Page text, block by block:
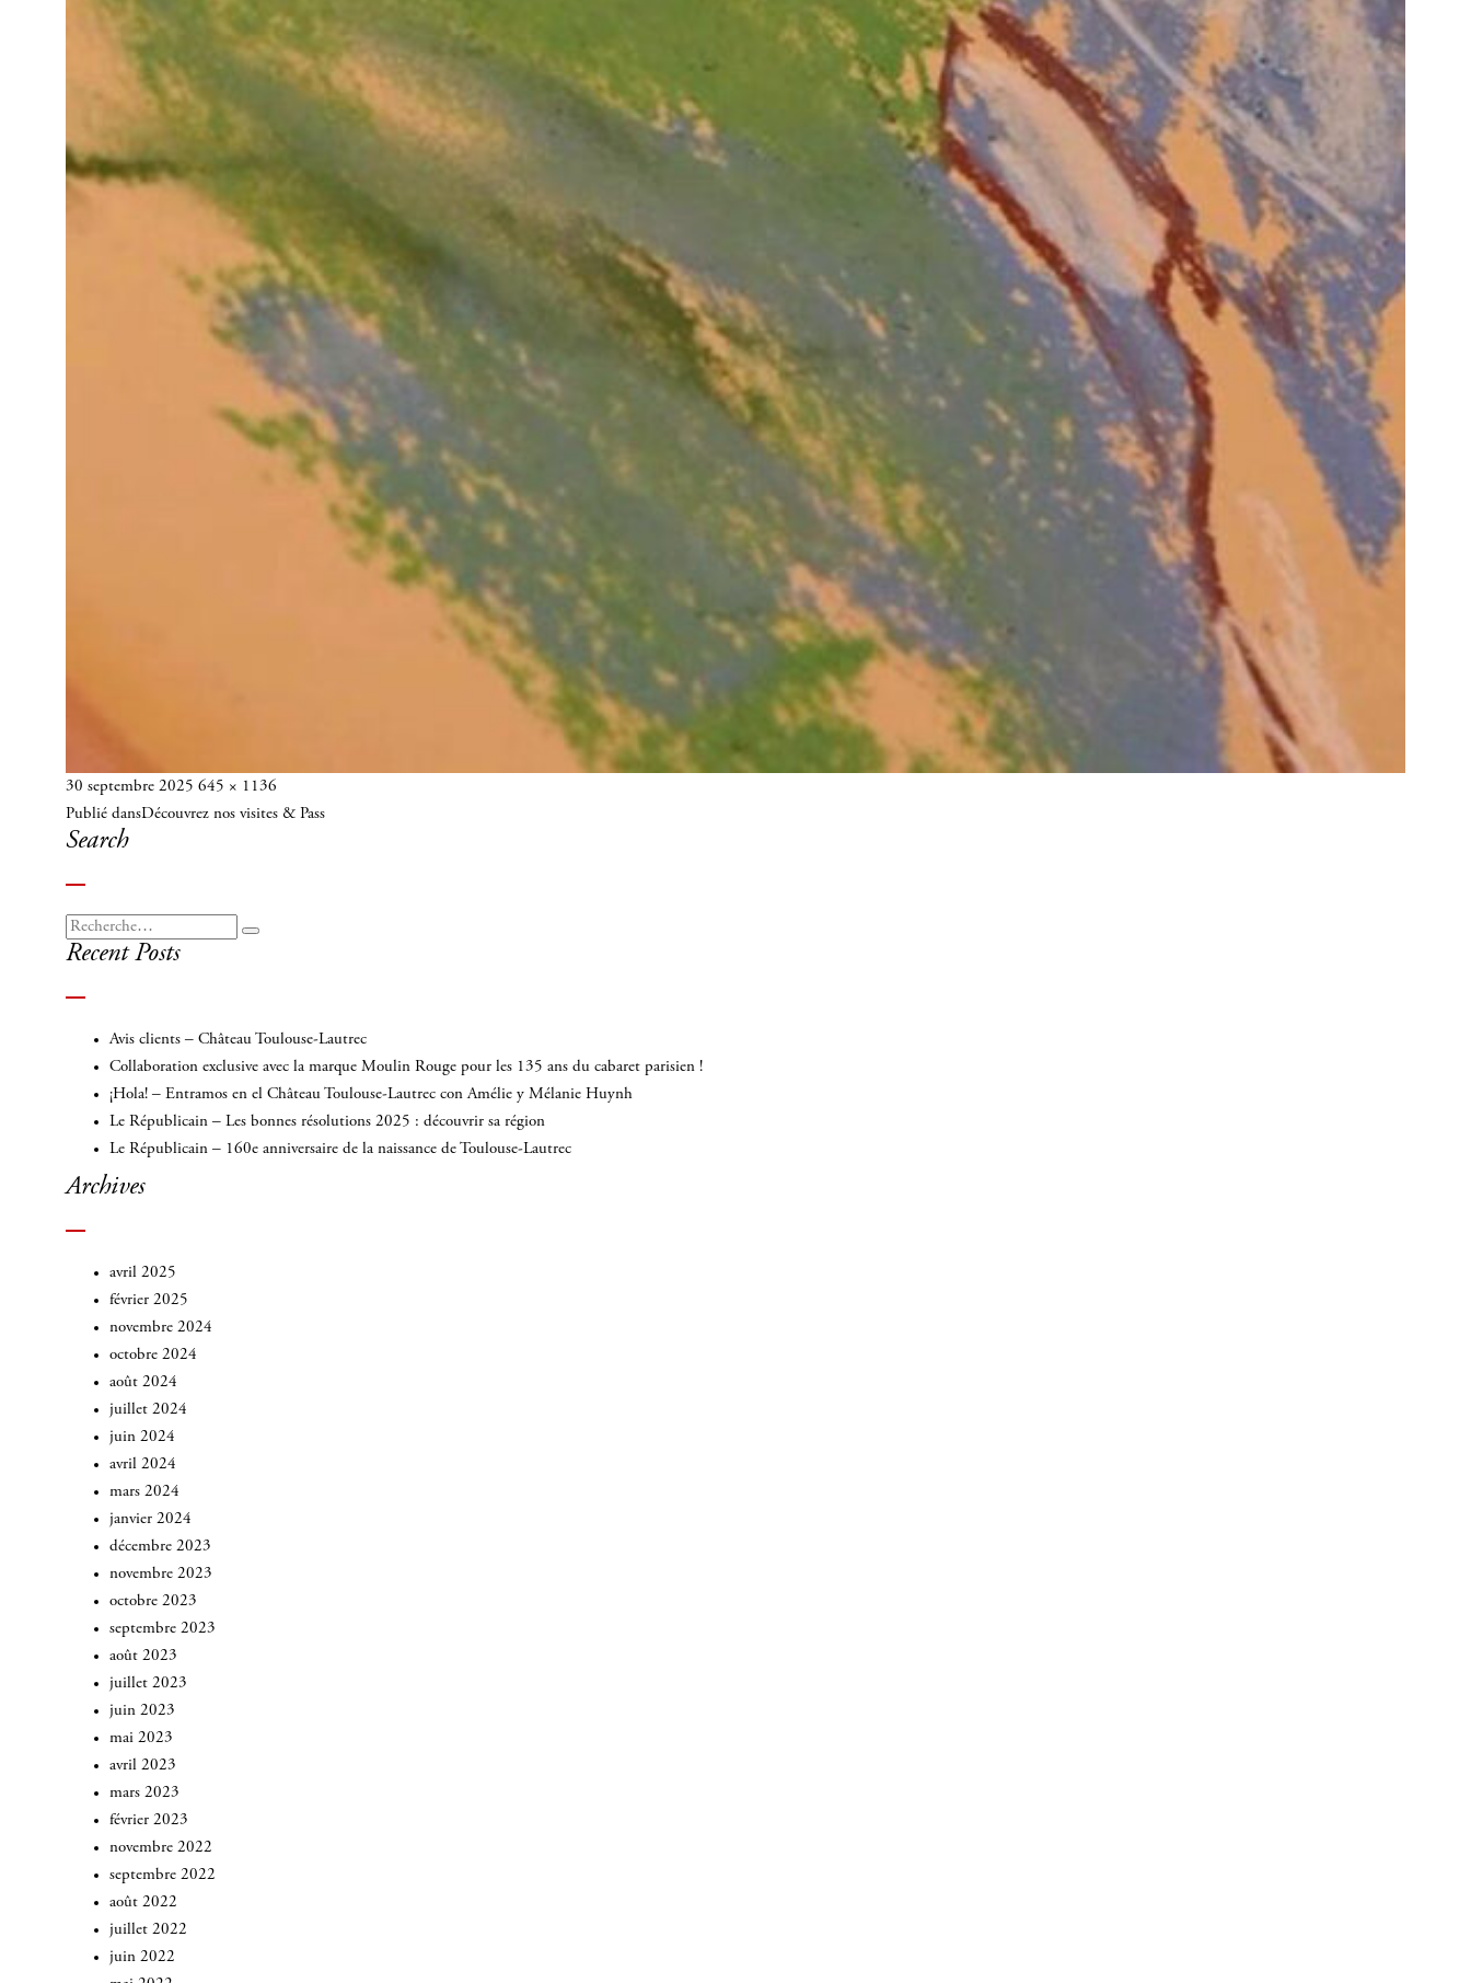
Publié
le
30 septembre 2025 Taille
réelle
645 × 1136
Navigation
de
Publié dansDécouvrez nos visites & Pass
Search
Recherche
pour
Recherche
Recent Posts
Avis clients – Château Toulouse-Lautrec
Collaboration exclusive avec la marque Moulin Rouge pour les 135 ans du cabaret parisien !
¡Hola! – Entramos en el Château Toulouse-Lautrec con Amélie y Mélanie Huynh
Le Républicain – Les bonnes résolutions 2025 : découvrir sa région
Le Républicain – 160e anniversaire de la naissance de Toulouse-Lautrec
Archives
avril 2025
février 2025
novembre 2024
octobre 2024
août 2024
juillet 2024
juin 2024
avril 2024
mars 2024
janvier 2024
décembre 2023
novembre 2023
octobre 2023
septembre 2023
août 2023
juillet 2023
juin 2023
mai 2023
avril 2023
mars 2023
février 2023
novembre 2022
septembre 2022
août 2022
juillet 2022
juin 2022
INSCRIVEZ-VOUS